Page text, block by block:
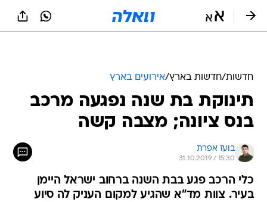
חדשות/חדשות בארץ/אירועים בארץ
תינוקת בת שנה נפגעה מרכב
בנס ציונה; מצבה קשה
בועז אפרת
31.10.2019 / 15:30
כלי הרכב פגע בבת השנה ברחוב ישראל היימן
בעיר. צוות מד"א שהגיע למקום העניק לה סיוע